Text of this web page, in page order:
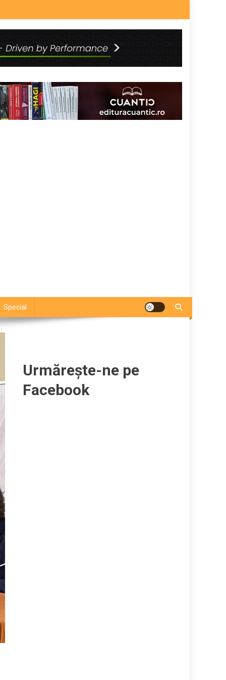
Special
Urmărește-ne pe
Facebook